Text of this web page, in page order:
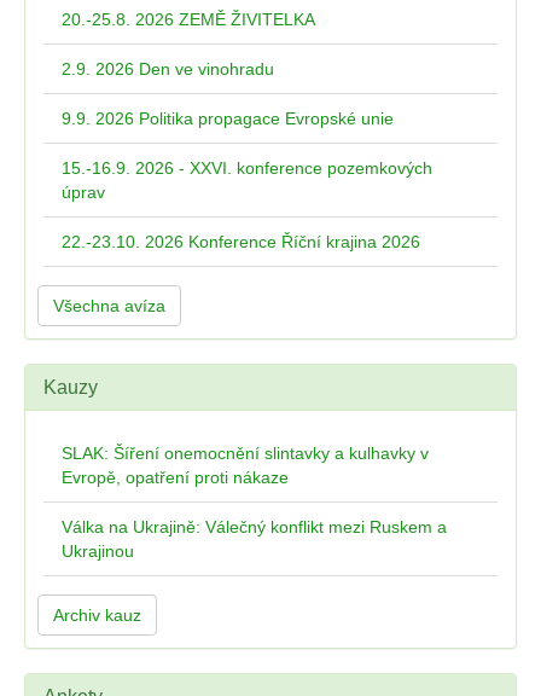
20.-25.8. 2026 ZEMĚ ŽIVITELKA
2.9. 2026 Den ve vinohradu
9.9. 2026 Politika propagace Evropské unie
15.-16.9. 2026 - XXVI. konference pozemkových
úprav
22.-23.10. 2026 Konference Říční krajina 2026
Všechna avíza
Kauzy
SLAK: Šíření onemocnění slintavky a kulhavky v
Evropě, opatření proti nákaze
Válka na Ukrajině: Válečný konflikt mezi Ruskem a
Ukrajinou
Archiv kauz